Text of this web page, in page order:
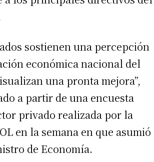
sostienen una percepción
económica nacional del
una pronta mejora”,
a partir de una encuesta
privado realizada por la
en la semana en que asumió
de Economía.